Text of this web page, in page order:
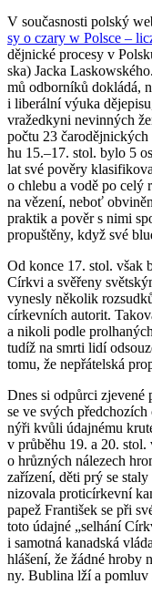
V sou­čas­nos­ti pol­ský
sy o czary w Pol­s­ce –
děj­nic­ké pro­ce­sy v
ska) Jacka
mů od­bor­ní­ků do­klá­dá,
i li­be­rál­ní výuka
vra­žed­ky­ni ne­vin­ných
počtu 23
hu 15.–17. stol. bylo 5
lat své po­vě­ry
o chle­bu a vodě po celý
na vě­ze­ní, neboť
prak­tik a pověr s nimi
pro­puš­tě­ny, když své
Od konce 17. stol. však
Církvi a svě­ře­ny
vy­nes­ly ně­ko­lik
cír­kev­ních au­to­rit.
a ni­ko­li podle
tudíž na smrti lidí
tomu, že ne­přá­tel­ská
Dnes si od­půr­ci
se ve svých
ný­ři kvůli údaj­né­mu
v prů­bě­hu 19. a 20.
o hrůz­ných ná­le­zech
za­ří­ze­ní, děti prý se
ni­zo­va­la pro­ti­cír­kev­ní
papež Fran­ti­šek se při
toto údaj­né „se­lhá­ní
i sa­mot­ná ka­nad­ská
hlá­še­ní, že žádné hroby
ny. Bub­li­na lží a po­mluv